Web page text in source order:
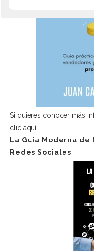
Si quieres conocer más
clic aquí
La Guía Moderna
Redes Sociales